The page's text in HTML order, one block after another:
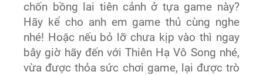
chốn bồng lai tiên cảnh ở tựa game này?
Hãy kể cho anh em game thủ cùng nghe
nhé! Hoặc nếu bỏ lỡ chưa kịp vào thì ngay
bây giờ hãy đến với Thiên Hạ Vô Song nhé,
vừa được thỏa sức chơi game, lại được trò